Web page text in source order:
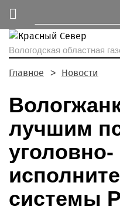
Вологодская областная
Главное Новости
лучшим
уголовно-
системы